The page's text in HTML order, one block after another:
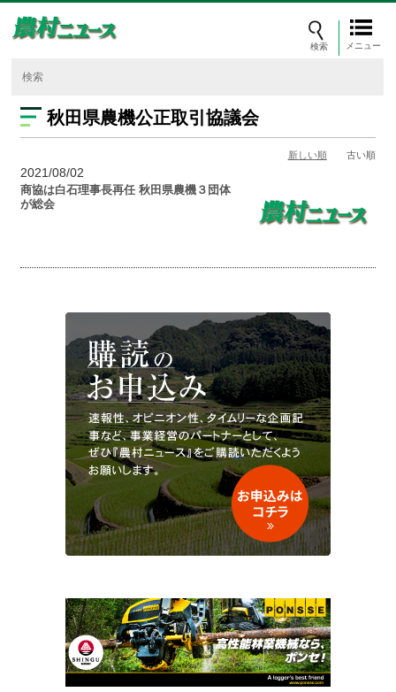
メニュー
秋田県農機公正取引協議会
新しい順 古い順
2021/08/02
商協は白石理事長再任 秋田県農機３団体
が総会